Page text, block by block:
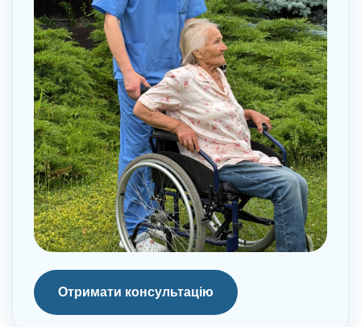
Отримати консультацію